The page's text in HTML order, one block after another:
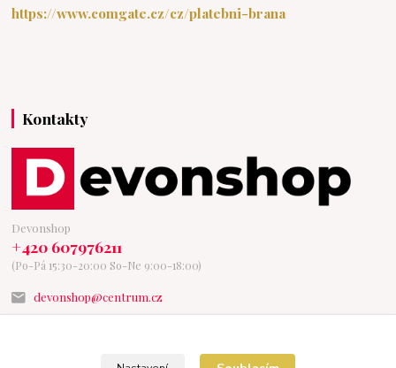
https://www.comgate.cz/cz/platebni-brana
Kontakty
Devonshop
+420 607976211
(Po-Pá 15:30-20:00 So-Ne 9:00-18:00)
devonshop@centrum.cz